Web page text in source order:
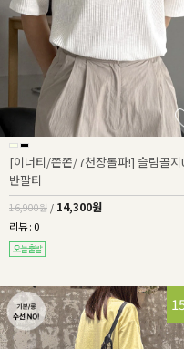
[이너티/쫀쫀/7천장돌파!] 슬림골지
반팔티
16,900원 / 14,300원
리뷰 : 0